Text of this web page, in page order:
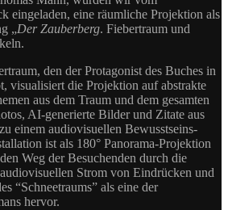
eingeladen, eine räumliche Projektion als
„Der Zauberberg. Fiebertraum und
den der Protagonist des Buches in
visualisiert die Projektion auf abstrakte
aus dem Traum und dem gesamten
AI-generierte Bilder und Zitate aus
einem audiovisuellen Bewusstseins-
ist als 180° Panorama-Projektion
Weg der Besuchenden durch die
Strom von Eindrücken und
“Schneetraums” als eine der
hervor.